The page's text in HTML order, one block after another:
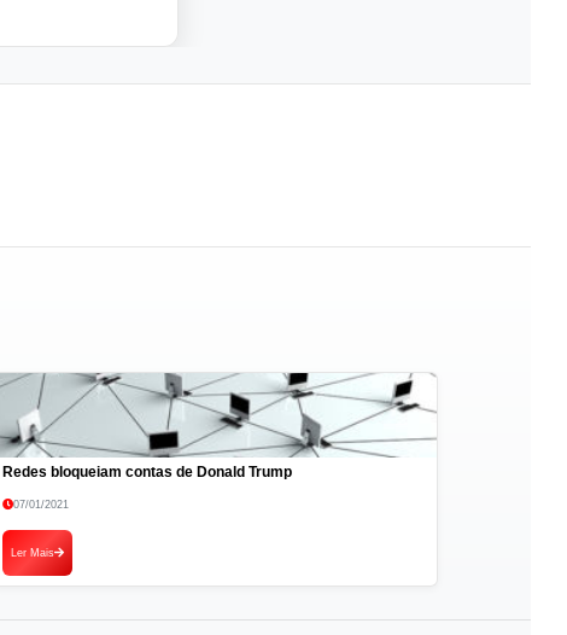
Redes bloqueiam contas de Donald Trump
07/01/2021
Ler Mais